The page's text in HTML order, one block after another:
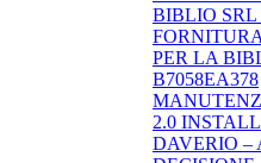
BIBLIO
PER LA
B7058EA378
2.0
DAVERIO –